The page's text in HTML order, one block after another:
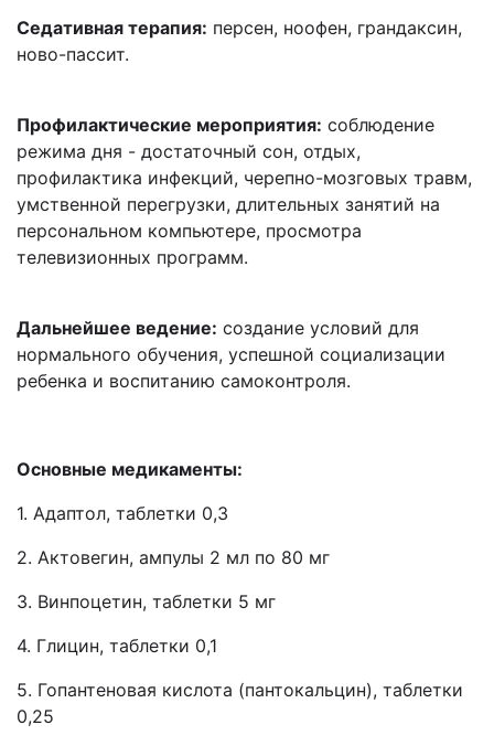
Седативная терапия: персен, ноофен, грандаксин,
ново-пассит.
Профилактические мероприятия: соблюдение
режима дня - достаточный сон, отдых,
профилактика инфекций, черепно-мозговых травм,
умственной перегрузки, длительных занятий на
персональном компьютере, просмотра
телевизионных программ.
Дальнейшее ведение: создание условий для
нормального обучения, успешной социализации
ребенка и воспитанию самоконтроля.
Основные медикаменты:
1. Адаптол, таблетки 0,3
2. Актовегин, ампулы 2 мл по 80 мг
3. Винпоцетин, таблетки 5 мг
4. Глицин, таблетки 0,1
5. Гопантеновая кислота (пантокальцин), таблетки
0,25